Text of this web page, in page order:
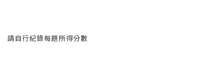
請自行紀錄每題所得分數